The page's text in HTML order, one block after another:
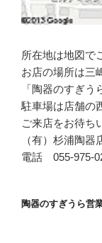
所在地は地図で
お店の場所は三
「陶器のすぎう
駐車場は店舗の
ご来店をお待ち
（有）杉浦陶
電話 055-975-
陶器のすぎうら営